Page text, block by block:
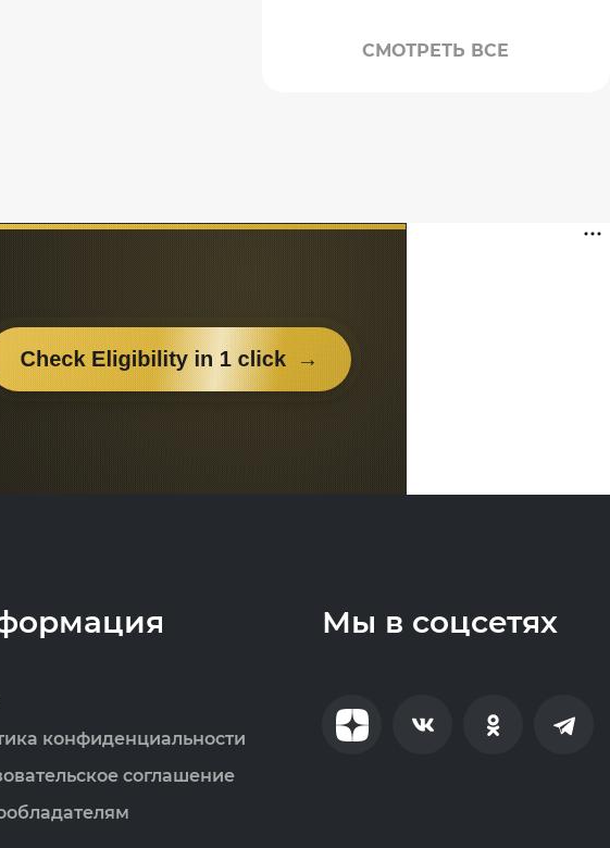
СМОТРЕТЬ ВСЕ
конфиденциальности
соглашение
Мы в соцсетях